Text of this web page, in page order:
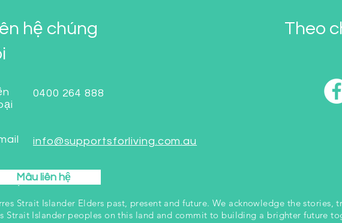
Strait Islander Elders past, present and future. We acknowledge the stories,
Strait Islander peoples on this land and commit to building a brighter future
hệ chúng
0400 264 888
info@supportsforliving.com.au
Mâu liên hệ
Theo